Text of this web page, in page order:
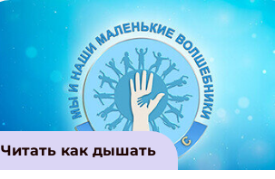
Читать как дышать